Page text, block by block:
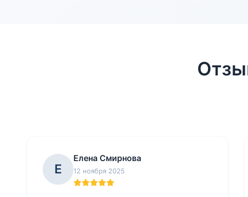
Е
Елена Смирнова
12 ноября 2025